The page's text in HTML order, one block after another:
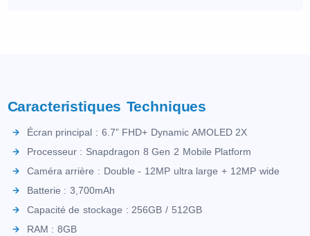
Caracteristiques Techniques
Écran principal : 6.7” FHD+ Dynamic AMOLED 2X
Processeur : Snapdragon 8 Gen 2 Mobile Platform
Caméra arrière : Double - 12MP ultra large + 12MP wide
Batterie : 3,700mAh
Capacité de stockage : 256GB / 512GB
RAM : 8GB